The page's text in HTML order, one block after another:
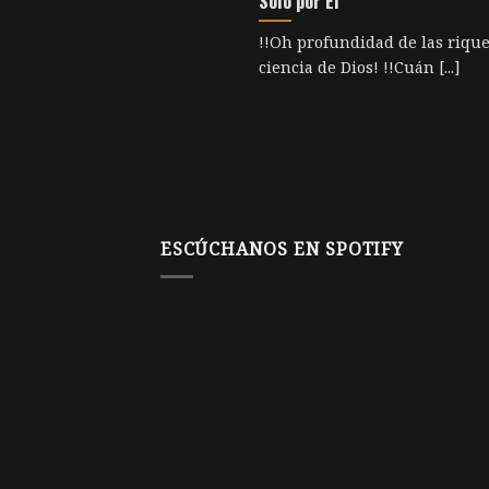
!!Oh profundidad de las
ciencia de Dios! !!Cuán [...]
ESCÚCHANOS EN SPOTIFY